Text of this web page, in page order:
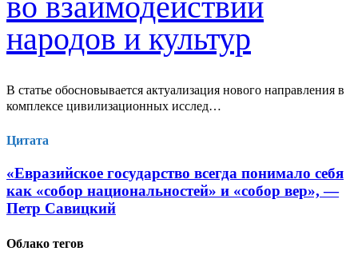
народов и культур
В статье обосновывается актуализация нового направления в
комплексе цивилизационных исслед…
Цитата
«Евразийское государство всегда понимало себя
как «собор национальностей» и «собор вер», —
Петр Савицкий
Облако тегов